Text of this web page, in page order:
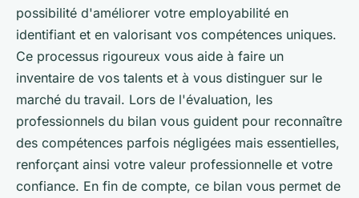
possibilité d'améliorer votre employabilité en
identifiant et en valorisant vos compétences uniques.
Ce processus rigoureux vous aide à faire un
inventaire de vos talents et à vous distinguer sur le
marché du travail. Lors de l'évaluation, les
professionnels du bilan vous guident pour reconnaître
des compétences parfois négligées mais essentielles,
renforçant ainsi votre valeur professionnelle et votre
confiance. En fin de compte, ce bilan vous permet de